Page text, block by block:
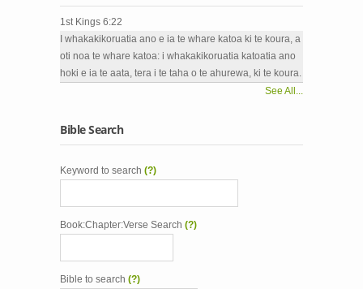
1st Kings 6:22
I whakakikoruatia ano e ia te whare katoa ki te koura, a
oti noa te whare katoa: i whakakikoruatia katoatia ano
hoki e ia te aata, tera i te taha o te ahurewa, ki te koura.
See All...
Bible Search
Keyword to search (?)
Book:Chapter:Verse Search (?)
Bible to search (?)